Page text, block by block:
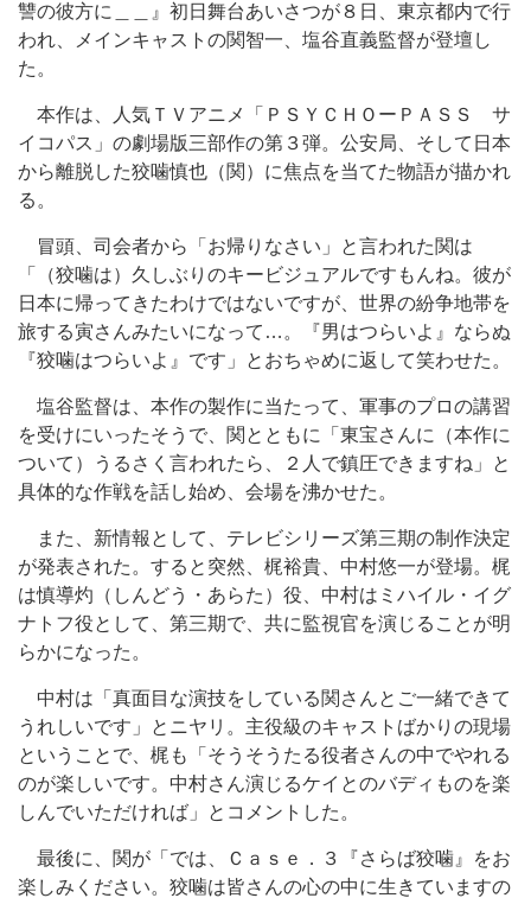
讐の彼方に＿＿』初日舞台あいさつが８日、東京都内で行
われ、メインキャストの関智一、塩谷直義監督が登壇し
た。
本作は、人気ＴＶアニメ「ＰＳＹＣＨＯーＰＡＳＳ サ
イコパス」の劇場版三部作の第３弾。公安局、そして日本
から離脱した狡噛慎也（関）に焦点を当てた物語が描かれ
る。
冒頭、司会者から「お帰りなさい」と言われた関は
「（狡噛は）久しぶりのキービジュアルですもんね。彼が
日本に帰ってきたわけではないですが、世界の紛争地帯を
旅する寅さんみたいになって…。『男はつらいよ』ならぬ
『狡噛はつらいよ』です」とおちゃめに返して笑わせた。
塩谷監督は、本作の製作に当たって、軍事のプロの講習
を受けにいったそうで、関とともに「東宝さんに（本作に
ついて）うるさく言われたら、２人で鎮圧できますね」と
具体的な作戦を話し始め、会場を沸かせた。
また、新情報として、テレビシリーズ第三期の制作決定
が発表された。すると突然、梶裕貴、中村悠一が登場。梶
は慎導灼（しんどう・あらた）役、中村はミハイル・イグ
ナトフ役として、第三期で、共に監視官を演じることが明
らかになった。
中村は「真面目な演技をしている関さんとご一緒できて
うれしいです」とニヤリ。主役級のキャストばかりの現場
ということで、梶も「そうそうたる役者さんの中でやれる
のが楽しいです。中村さん演じるケイとのバディものを楽
しんでいただければ」とコメントした。
最後に、関が「では、Ｃａｓｅ．３『さらば狡噛』をお
楽しみください。狡噛は皆さんの心の中に生きていますの